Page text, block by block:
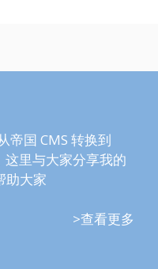
帝国 CMS 转换到
里与大家分享我的
助大家
>查看更多